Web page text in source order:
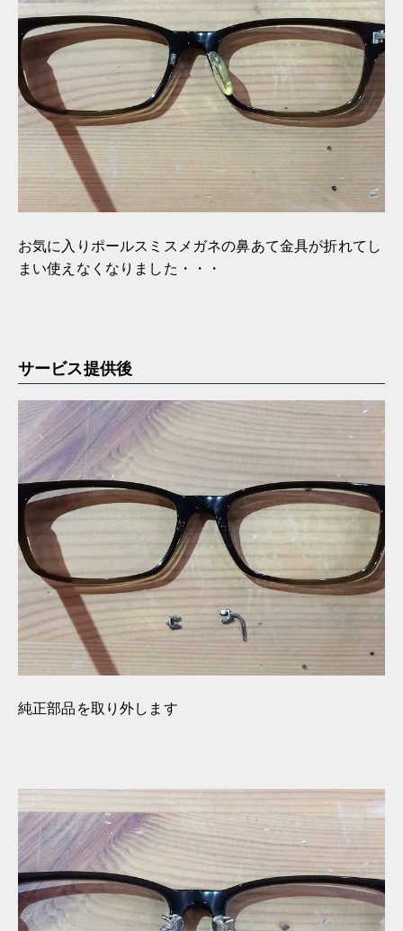
お気に入りポールスミスメガネの鼻あて金具が折れてし
まい使えなくなりました・・・
サービス提供後
純正部品を取り外します